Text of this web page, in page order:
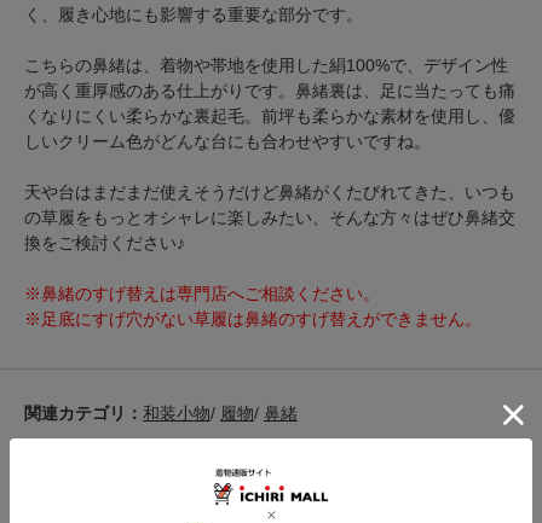
く、履き心地にも影響する重要な部分です。
こちらの鼻緒は、着物や帯地を使用した絹100%で、デザイン性
が高く重厚感のある仕上がりです。鼻緒裏は、足に当たっても痛
くなりにくい柔らかな裏起毛。前坪も柔らかな素材を使用し、優
しいクリーム色がどんな台にも合わせやすいですね。
天や台はまだまだ使えそうだけど鼻緒がくたびれてきた、いつも
の草履をもっとオシャレに楽しみたい、そんな方々はぜひ鼻緒交
換をご検討ください♪
※鼻緒のすげ替えは専門店へご相談ください。
※足底にすげ穴がない草履は鼻緒のすげ替えができません。
関連カテゴリ： 和装小物/ 履物/ 鼻緒
この商品を見た人は
こちらの商品も見ています